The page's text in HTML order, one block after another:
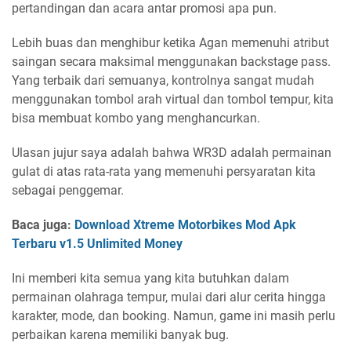
pertandingan dan acara antar promosi apa pun.
Lebih buas dan menghibur ketika Agan memenuhi atribut
saingan secara maksimal menggunakan backstage pass.
Yang terbaik dari semuanya, kontrolnya sangat mudah
menggunakan tombol arah virtual dan tombol tempur, kita
bisa membuat kombo yang menghancurkan.
Ulasan jujur ​​saya adalah bahwa WR3D adalah permainan
gulat di atas rata-rata yang memenuhi persyaratan kita
sebagai penggemar.
Baca juga: Download Xtreme Motorbikes Mod Apk
Terbaru v1.5 Unlimited Money
Ini memberi kita semua yang kita butuhkan dalam
permainan olahraga tempur, mulai dari alur cerita hingga
karakter, mode, dan booking. Namun, game ini masih perlu
perbaikan karena memiliki banyak bug.